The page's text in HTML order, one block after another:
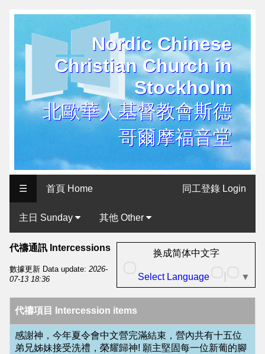
Nordic Chinese
Christian Church in
Stockholm
北歐華人基督教會斯德
哥爾摩福音堂
历
史
户
Historical
User
Interface
歐
華
人
基
督
教
☰ 同工登錄 Login
首頁 Home
主日 Sunday 其他 Other
换成简体中文字
Select Language ▼
代禱通訊 Intercessions
數據更新 Data update: 2026-
07-13 18:36
代禱項目 Intercession items
感謝神，今年夏令會中文營完滿結束，營內共有十五位
弟兄姊妹接受洗禮，榮耀歸神! 願主堅固每一位新葡的腳